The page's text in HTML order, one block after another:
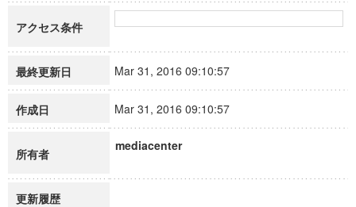
アクセス条件
最終更新日 Mar 31, 2016 09:10:57
作成日 Mar 31, 2016 09:10:57
所有者
mediacenter
更新履歴